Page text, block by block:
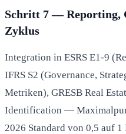
Schritt 7 — Reporting,
Zyklus
Integration in ESRS E1-9
IFRS S2 (Governance,
Metriken), GRESB Real
Identification —
2026 Standard von 0,5 auf